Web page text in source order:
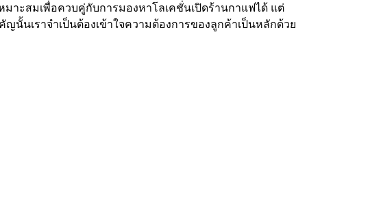
ะสมเพื่อควบคู่กับการมองหาโลเคชั่นเปิดร้านกาแฟได้ แต่
นั้นเราจำเป็นต้องเข้าใจความต้องการของลูกค้าเป็นหลักด้วย